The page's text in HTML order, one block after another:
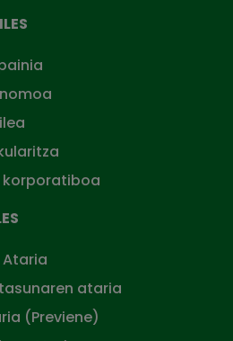
ataria
(Previene)